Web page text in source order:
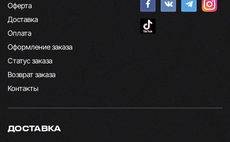
Оферта
Доставка
Оплата
Оформление заказа
Статус заказа
Возврат заказа
Контакты
ДОСТАВКА